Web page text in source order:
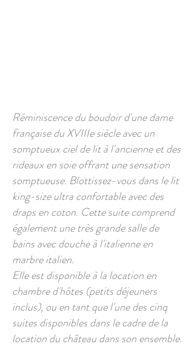
Réminiscence du boudoir d'une dame
française du XVIIIe siècle avec un
somptueux ciel de lit à l'ancienne et des
rideaux en soie offrant une sensation
somptueuse. Blottissez-vous dans le lit
king-size ultra confortable avec des
draps en coton. Cette suite comprend
également une très grande salle de
bains avec douche à l'italienne en
marbre italien.
Elle est disponible à la location en
chambre d'hôtes (petits déjeuners
inclus), ou en tant que l'une des cinq
suites disponibles dans le cadre de la
location du château dans son ensemble.